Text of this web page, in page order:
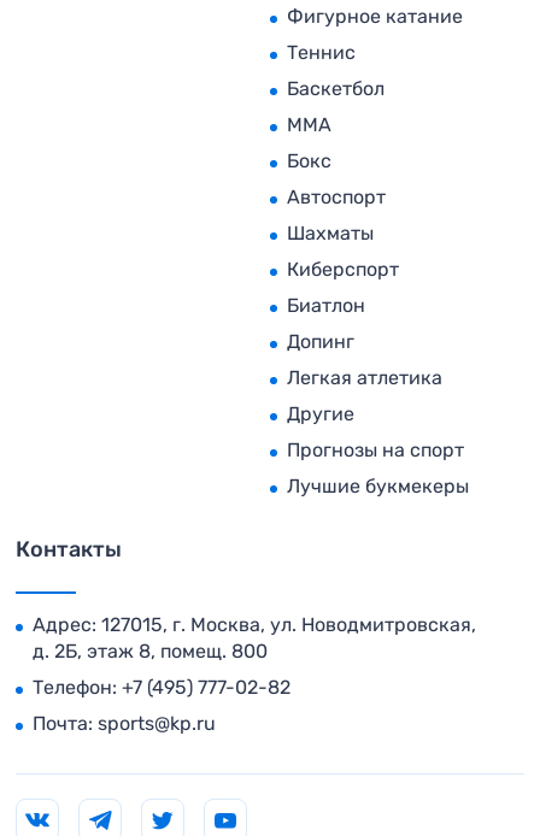
Фигурное катание
Теннис
Баскетбол
MMA
Бокс
Автоспорт
Шахматы
Киберспорт
Биатлон
Допинг
Легкая атлетика
Другие
Прогнозы на спорт
Лучшие букмекеры
Контакты
Адрес: 127015, г. Москва, ул. Новодмитровская,
д. 2Б, этаж 8, помещ. 800
Телефон: +7 (495) 777-02-82
Почта: sports@kp.ru